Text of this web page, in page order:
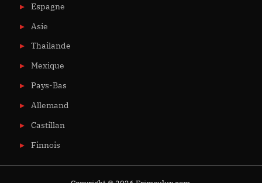
Espagne
Asie
Thailande
Mexique
Pays-Bas
Allemand
Castillan
Finnois